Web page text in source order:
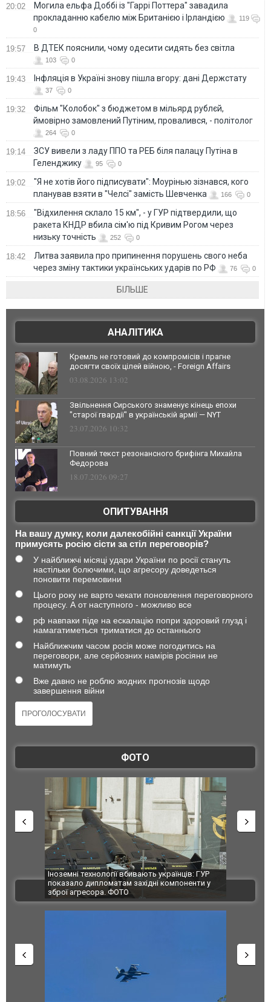
20:02
Могила ельфа Доббі із "Гаррі Поттера" завадила
прокладанню кабелю між Британією і Ірландією
119
0
19:57 В ДТЕК пояснили, чому одесити сидять без світла
103 0
19:43 Інфляція в Україні знову пішла вгору: дані Держстату
37 0
19:32
Фільм "Колобок" з бюджетом в мільярд рублєй,
ймовірно замовлений Путіним, провалився, - політолог
264 0
19:14
ЗСУ вивели з ладу ППО та РЕБ біля палацу Путіна в
Геленджику
95 0
19:02
"Я не хотів його підписувати": Моурінью зізнався, кого
планував взяти в "Челсі" замість Шевченка
166 0
18:56
"Відхилення склало 15 км", - у ГУР підтвердили, що
ракета КНДР вбила сім'ю під Кривим Рогом через
низьку точність
252 0
18:42
Литва заявила про припинення порушень свого неба
через зміну тактики українських ударів по РФ
76 0
БІЛЬШЕ
АНАЛІТИКА
Кремль не готовий до компромісів і прагне
досягти своїх цілей війною, - Foreign Affairs
03.08.2026 13:02
Звільнення Сирського знаменує кінець епохи
"старої гвардії" в українській армії — NYT
23.07.2026 10:32
Повний текст резонансного брифінга Михайла
Федорова
18.07.2026 09:27
ОПИТУВАННЯ
На вашу думку, коли далекобійні санкції України
примусять росію сісти за стіл переговорів?
У найближчі місяці удари України по росії стануть
настільки болючими, що агресору доведеться
поновити перемовини
Цього року не варто чекати поновлення переговорного
процесу. А от наступного - можливо все
рф навпаки піде на ескалацію попри здоровий глузд і
намагатиметься триматися до останнього
Найближчим часом росія може погодитись на
переговори, але серйозних намірів росіяни не
матимуть
Вже давно не роблю жодних прогнозів щодо
завершення війни
ФОТО
Іноземні технології вбивають українців: ГУР
показало дипломатам західні компоненти у
зброї агресора. ФОТО
Росіяни
ВІДЕО